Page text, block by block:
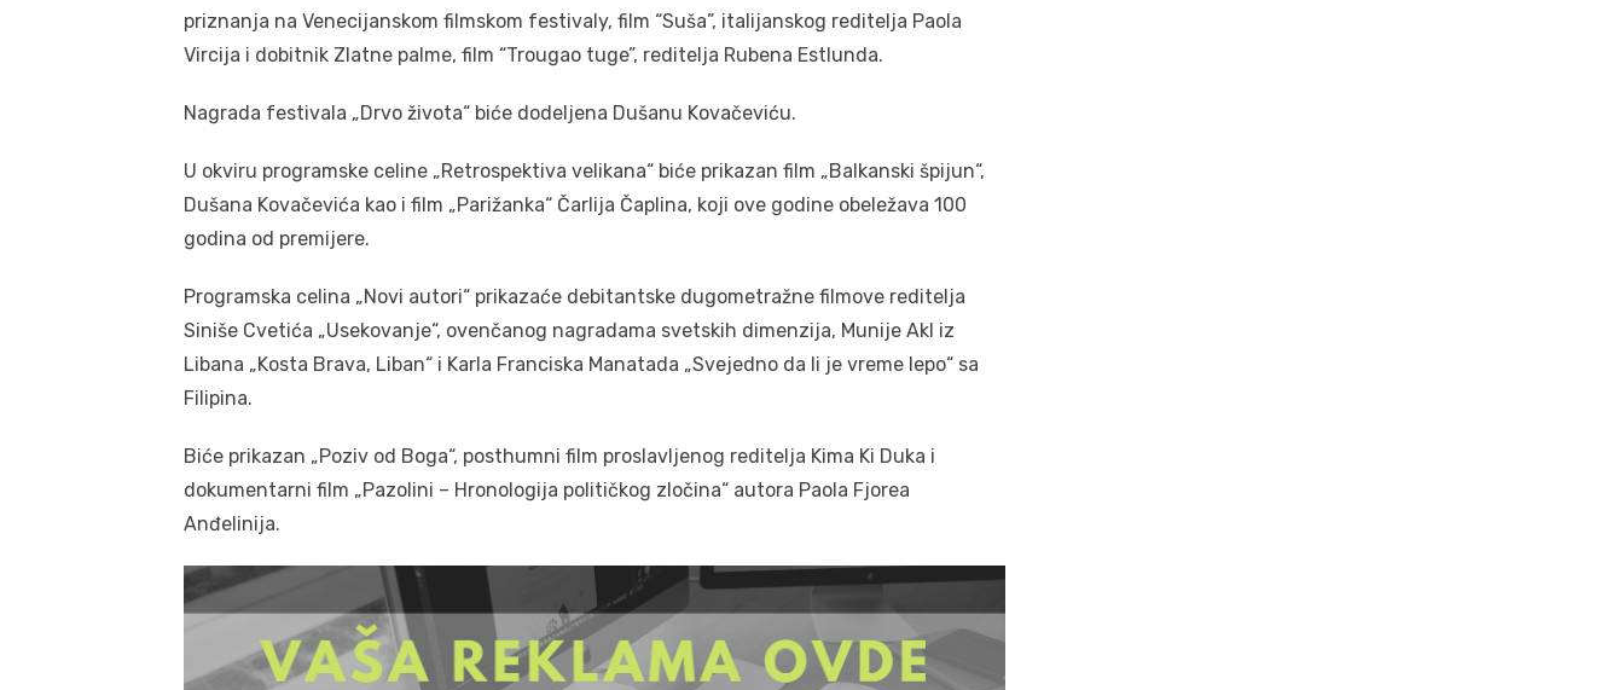
priznanja na Venecijanskom filmskom festivaly, film “Suša”, italijanskog reditelja Paola
Vircija i dobitnik Zlatne palme, film “Trougao tuge”, reditelja Rubena Estlunda.
Nagrada festivala „Drvo života“ biće dodeljena Dušanu Kovačeviću.
U okviru programske celine „Retrospektiva velikana“ biće prikazan film „Balkanski špijun“,
Dušana Kovačevića kao i film „Parižanka“ Čarlija Čaplina, koji ove godine obeležava 100
godina od premijere.
Programska celina „Novi autori“ prikazaće debitantske dugometražne filmove reditelja
Siniše Cvetića „Usekovanje“, ovenčanog nagradama svetskih dimenzija, Munije Akl iz
Libana „Kosta Brava, Liban“ i Karla Franciska Manatada „Svejedno da li je vreme lepo“ sa
Filipina.
Biće prikazan „Poziv od Boga“, posthumni film proslavljenog reditelja Kima Ki Duka i
dokumentarni film „Pazolini – Hronologija političkog zločina“ autora Paola Fjorea
Anđelinija.